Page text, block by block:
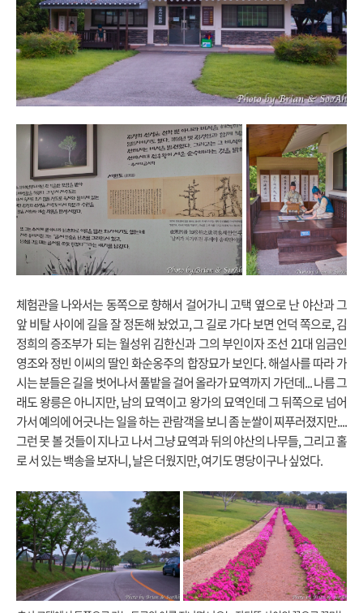
체험관을 나와서는 동쪽으로 향해서 걸어가니 고택 옆으로 난 야산과 그
앞 비탈 사이에 길을 잘 정돈해 놨었고, 그 길로 가다 보면 언덕 쪽으로, 김
정희의 증조부가 되는 월성위 김한신과 그의 부인이자 조선 21대 임금인
영조와 정빈 이씨의 딸인 화순옹주의 합장묘가 보인다. 해설사를 따라 가
시는 분들은 길을 벗어나서 풀밭을 걸어 올라가 묘역까지 가던데... 나름 그
래도 왕릉은 아니지만, 남의 묘역이고 왕가의 묘역인데 그 뒤쪽으로 넘어
가서 예의에 어긋나는 일을 하는 관람객을 보니 좀 눈쌀이 찌푸러졌지만....
그런 못 볼 것들이 지나고 나서 그냥 묘역과 뒤의 야산의 나무들, 그리고 홀
로 서 있는 백송을 보자니, 날은 더웠지만, 여기도 명당이구나 싶었다.